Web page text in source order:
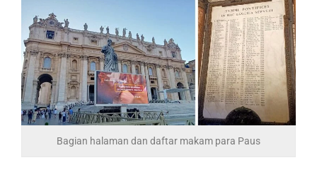
Bagian halaman dan daftar makam para Paus